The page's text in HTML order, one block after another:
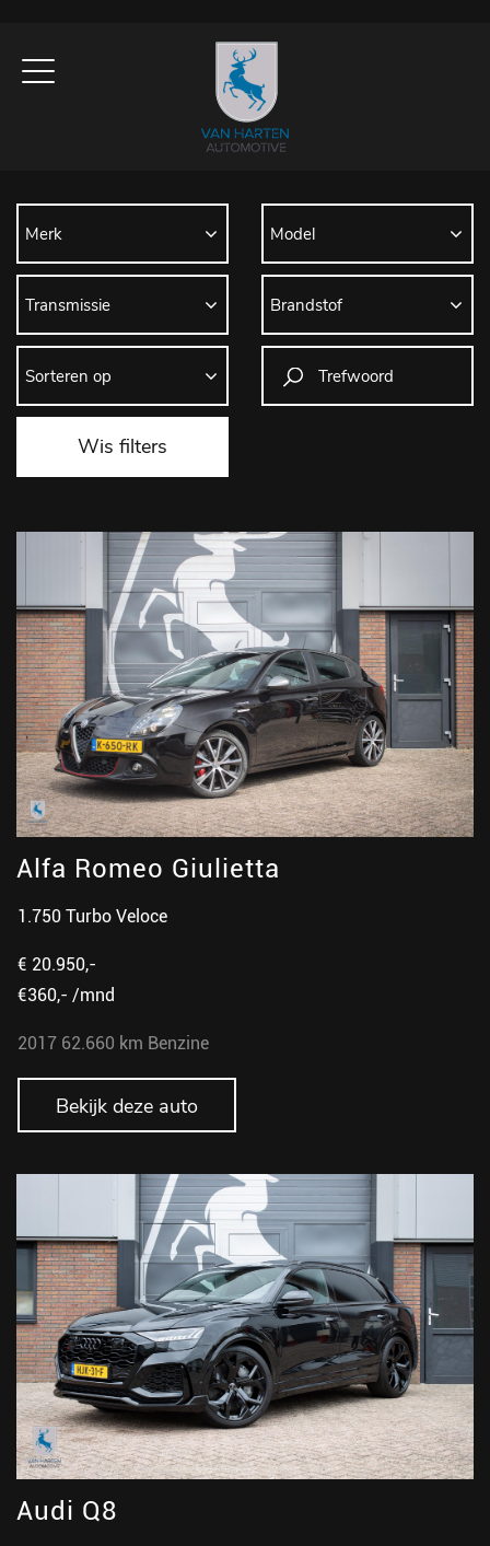
Wis filters
Alfa Romeo Giulietta
1.750 Turbo Veloce
€ 20.950,-
€360,- /mnd
2017 62.660 km Benzine
Bekijk deze auto
Audi Q8